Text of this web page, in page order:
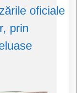
oficiale
prin